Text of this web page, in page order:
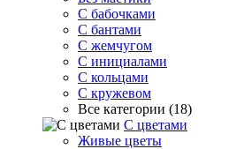
С бабочками
С бантами
С жемчугом
С инициалами
С кольцами
С кружевом
Все категории (18)
С цветами
Живые цветы